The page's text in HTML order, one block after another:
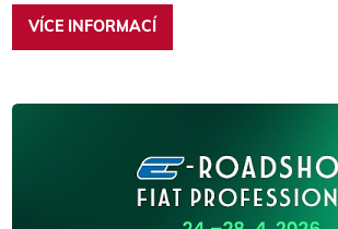
VÍCE INFORMACÍ